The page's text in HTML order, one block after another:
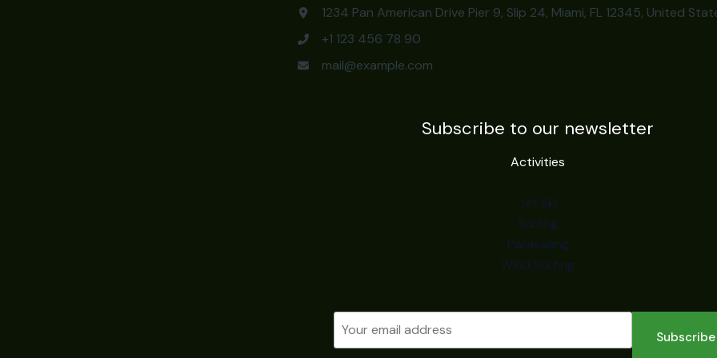
1234 Pan American Drive Pier 9, Slip 24, Miami, FL 12345, United
+1 123 456 78 90
mail@example.com
Subscribe to our newsletter
Activities
Jet Ski
Surfing
Parasailing
Wind Surfing
Subscribe